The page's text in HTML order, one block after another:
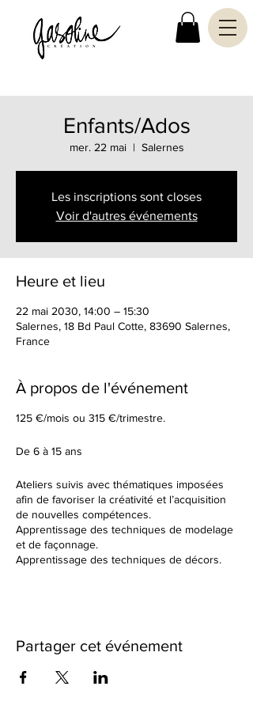
Enfants/Ados
mer. 22 mai
  |
Salernes
Les inscriptions sont closes
Voir d'autres événements
Heure et lieu
22 mai 2030, 14:00 – 15:30
Salernes, 18 Bd Paul Cotte, 83690 Salernes,
France
À propos de l'événement
125 €/mois ou 315 €/trimestre.
De 6 à 15 ans
Ateliers suivis avec thématiques imposées
afin de favoriser la créativité et l’acquisition
de nouvelles compétences.
Apprentissage des techniques de modelage
et de façonnage.
Apprentissage des techniques de décors.
différente à chaque fois. Nous observerons
cuissons et des différents travails de
Partager cet événement